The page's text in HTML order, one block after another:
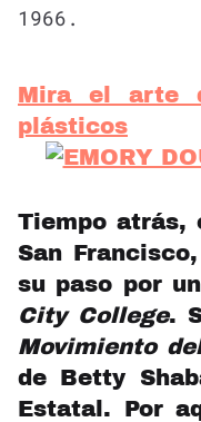
1966.
Mira el arte
plásticos
Tiempo atrás,
San
su paso por
City College.
Movimiento
de Betty
Estatal. Por